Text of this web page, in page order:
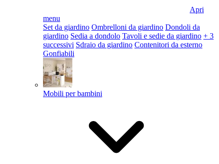
Apri
menu
Set da giardino Ombrelloni da giardino Dondoli da
giardino Sedia a dondolo Tavoli e sedie da giardino + 3
successivi Sdraio da giardino Contenitori da esterno
Gonfiabili
Mobili per bambini